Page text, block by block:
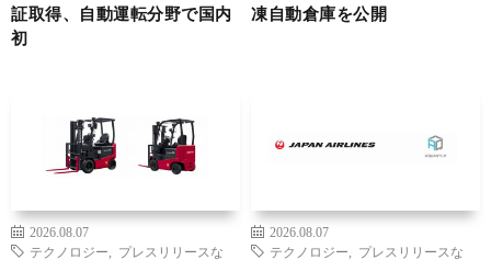
証取得、自動運転分野で国内
初
凍自動倉庫を公開
2026.08.07
テクノロジー
プレスリリースな
2026.08.07
テクノロジー
プレスリリースな